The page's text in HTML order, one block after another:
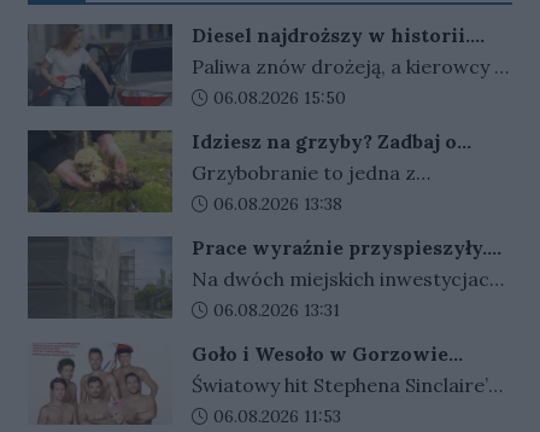
Diesel najdroższy w historii.
Rząd rozważa powrót osłon, ale
stawia warunek
Paliwa znów drożeją, a kierowcy z
niepokojem patrzą na ceny przy
powrotu osłon, ale decyzji wciąż
nie ma.
Data dodania artykułu:
06.08.2026 15:50
Idziesz na grzyby? Zadbaj o
telefon i orientację w terenie
Grzybobranie to jedna z
najbardziej lubianych polskich
wypoczynek na świeżym
powietrzu. Trzeba jednak
pamiętać, że las bywa zdradliwy, a
chwila nieuwagi może skończyć się
zagubieniem. Każdego roku
lubuscy policjanci prowadzą
Data dodania artykułu:
06.08.2026 13:38
Prace wyraźnie przyspieszyły.
Tak zmieniają się miejskie
placówki
Na dwóch miejskich inwestycjach
przy ul. Wróblewskiego w
postęp prac. Roboty prowadzone
są jednocześnie w budynkach
żłobka i przedszkola, a ich zakres
Data dodania artykułu:
06.08.2026 13:31
Goło i Wesoło w Gorzowie
Wielkopolskim - komedia, która
doprowadzi Cię do łez !
Światowy hit Stephena Sinclaire’a i
Anthony'ego McCartena od swojej
Data dodania artykułu:
06.08.2026 11:53